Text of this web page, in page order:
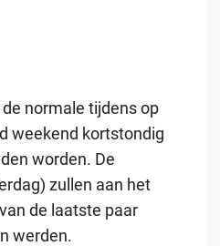
normale tijdens op
weekend kortstondig
worden. De
zullen aan het
de laatste paar
werden.